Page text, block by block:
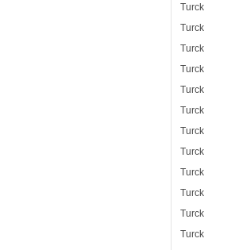
Turck
Turck
Turck
Turck
Turck
Turck
Turck
Turck
Turck
Turck
Turck
Turck